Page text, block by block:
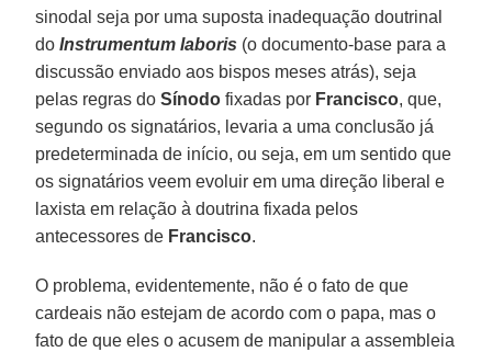
sinodal seja por uma suposta inadequação doutrinal
doInstrumentum laboris (o documento-base para a
discussão enviado aos bispos meses atrás), seja
pelas regras doSínodo fixadas por Francisco, que,
segundo os signatários, levaria a uma conclusão já
predeterminada de início, ou seja, em um sentido que
os signatários veem evoluir em uma direção liberal e
laxista em relação à doutrina fixada pelos
antecessores de Francisco.
O problema, evidentemente, não é o fato de que
cardeais não estejam de acordo com o papa, mas o
fato de que eles o acusem de manipular a assembleia